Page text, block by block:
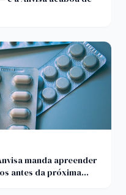
manda apreender
antes da próxima